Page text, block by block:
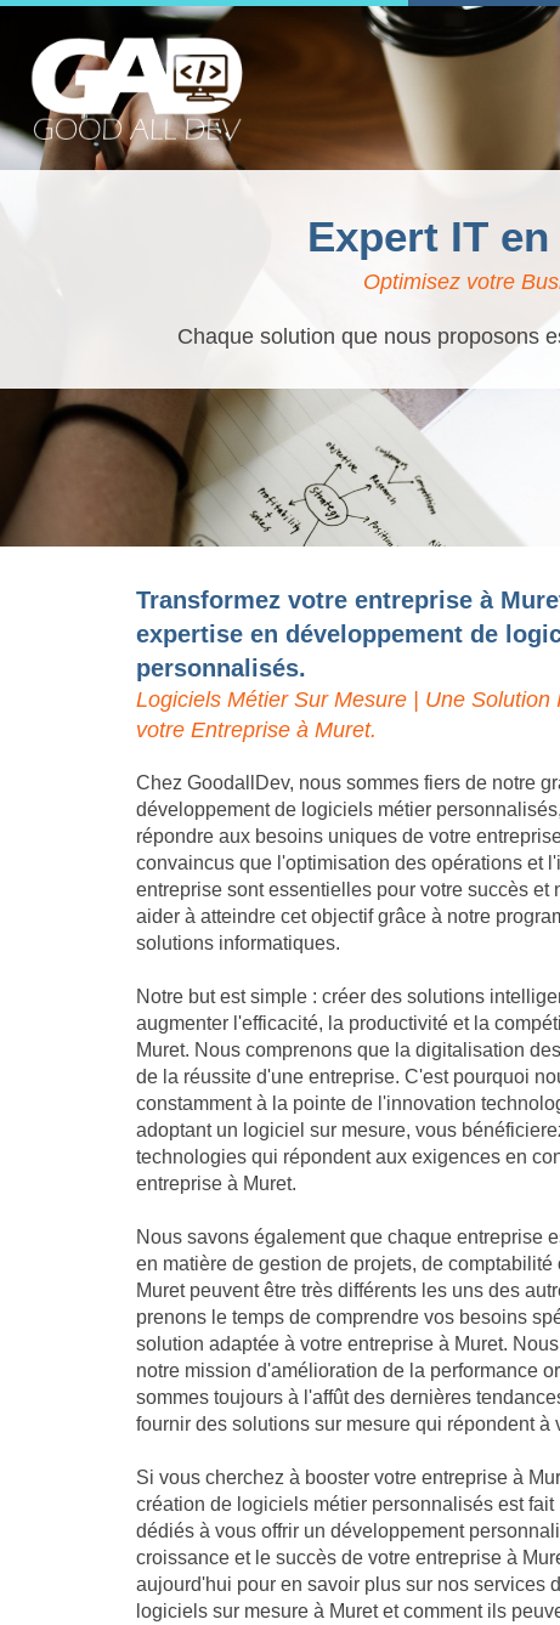
Expert IT
Optimisez votre
Chaque solution que nous proposons
Transformez votre entreprise à
expertise en développement de
personnalisés.
Logiciels Métier Sur Mesure | Une Solution
votre Entreprise à Muret.
Chez GoodallDev, nous sommes fiers de notre
développement de logiciels métier
répondre aux besoins uniques de votre
convaincus que l'optimisation des opérations et
entreprise sont essentielles pour votre succès et
aider à atteindre cet objectif grâce à notre
solutions informatiques.
Notre but est simple : créer des solutions
augmenter l'efficacité, la productivité et la
Muret. Nous comprenons que la digitalisation
de la réussite d'une entreprise. C'est pourquoi
constamment à la pointe de l'innovation
adoptant un logiciel sur mesure, vous
technologies qui répondent aux exigences en
entreprise à Muret.
Nous savons également que chaque entreprise
en matière de gestion de projets, de
Muret peuvent être très différents les uns des
prenons le temps de comprendre vos besoins
solution adaptée à votre entreprise à Muret.
notre mission d'amélioration de la performance
sommes toujours à l'affût des dernières
fournir des solutions sur mesure qui répondent à
Si vous cherchez à booster votre entreprise à
création de logiciels métier personnalisés est
dédiés à vous offrir un développement
croissance et le succès de votre entreprise à
aujourd'hui pour en savoir plus sur nos services
logiciels sur mesure à Muret et comment ils